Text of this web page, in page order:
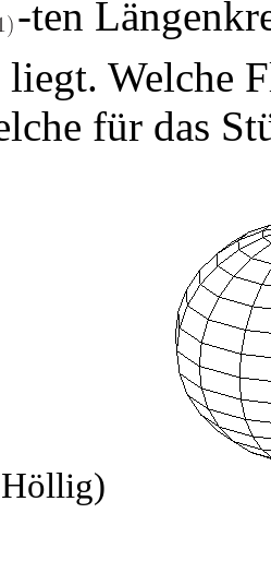
-ten
Welche
für das